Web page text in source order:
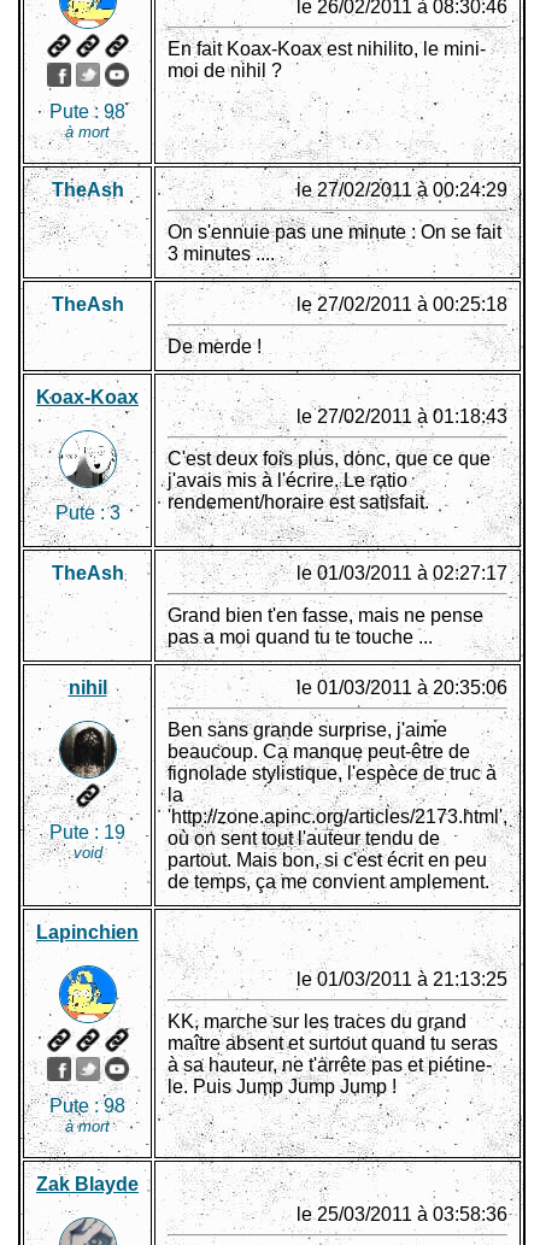
Pute : 98
à mort
le 26/02/2011 à 08:30:46
En fait Koax-Koax est nihilito, le mini-
moi de nihil ?
TheAsh le 27/02/2011 à 00:24:29
On s'ennuie pas une minute : On se fait
3 minutes ....
TheAsh le 27/02/2011 à 00:25:18
De merde !
Koax-Koax
Pute :3
le 27/02/2011 à 01:18:43
C'est deux fois plus, donc, que ce que
j'avais mis à l'écrire. Le ratio
rendement/horaire est satisfait.
TheAsh le 01/03/2011 à 02:27:17
Grand bien t'en fasse, mais ne pense
pas a moi quand tu te touche ...
nihil
Pute : 19
void
le 01/03/2011 à 20:35:06
Ben sans grande surprise, j'aime
beaucoup. Ca manque peut-être de
fignolade stylistique, l'espèce de truc à
la
'http://zone.apinc.org/articles/2173.html',
où on sent tout l'auteur tendu de
partout. Mais bon, si c'est écrit en peu
de temps, ça me convient amplement.
Lapinchien
Pute :98
à mort
le 01/03/2011 à 21:13:25
KK, marche sur les traces du grand
maître absent et surtout quand tu seras
à sa hauteur, ne t'arrête pas et piétine-
le. Puis Jump Jump Jump !
Zak Blayde
le 25/03/2011 à 03:58:36